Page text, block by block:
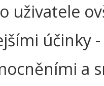
uživatele
účinky
a